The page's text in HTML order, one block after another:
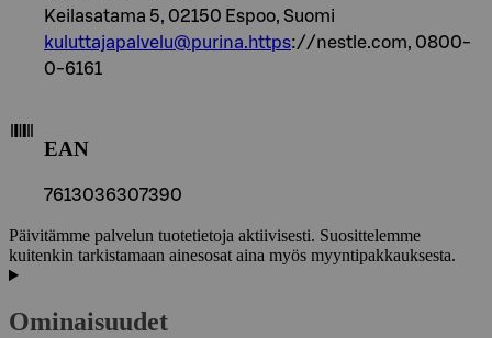
Keilasatama 5, 02150 Espoo, Suomi
kuluttajapalvelu@purina.https://nestle.com, 0800-
0-6161
EAN
7613036307390
Päivitämme palvelun tuotetietoja aktiivisesti. Suosittelemme
kuitenkin tarkistamaan ainesosat aina myös myyntipakkauksesta.
Ominaisuudet